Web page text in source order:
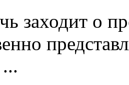
заходит о